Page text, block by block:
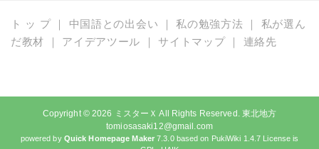
ト ッ プ｜ 中国語との出会い ｜私の勉強方法 ｜ 私が選ん
だ教材 ｜ アイデアツール ｜ サイトマップ｜ 連絡先
Copyright © 2026 ミスターＸ All Rights Reserved. 東北地方
tomiosasaki12@gmail.com
powered by Quick Homepage Maker7.3.0 based on PukiWiki 1.4.7 License is